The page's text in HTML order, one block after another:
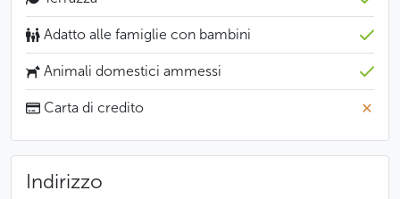
Adatto alle famiglie con bambini
Animali domestici ammessi
Carta di credito
Indirizzo